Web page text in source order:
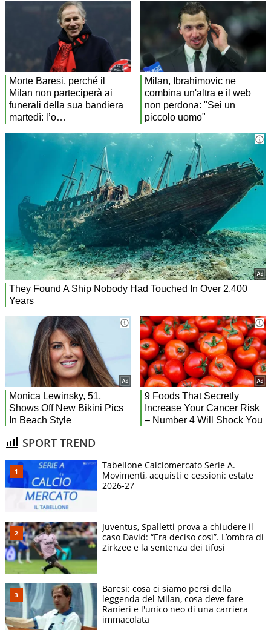
SPORT TREND
Tabellone Calciomercato Serie A.
Movimenti, acquisti e cessioni: estate
2026-27
Juventus, Spalletti prova a chiudere il
caso David: “Era deciso così”. L’ombra di
Zirkzee e la sentenza dei tifosi
Baresi: cosa ci siamo persi della
leggenda del Milan, cosa deve fare
Ranieri e l'unico neo di una carriera
immacolata